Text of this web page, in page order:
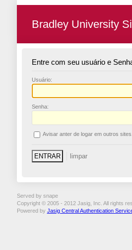
Bradley University
Entre com seu usuário e
Usuário:
Senha:
Avisar anter de logar em outros sites.
Served by snape
Copyright © 2005 - 2012 Jasig, Inc. All rights
Powered by Jasig Central Authentication